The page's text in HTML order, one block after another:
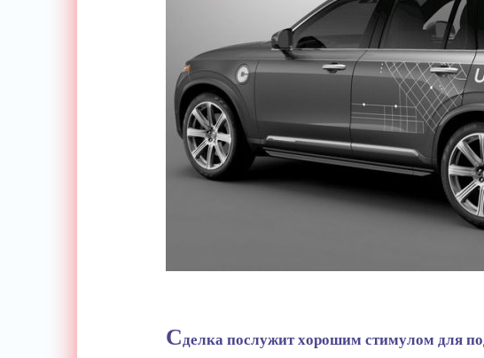
Сделка послужит хорошим стимулом для